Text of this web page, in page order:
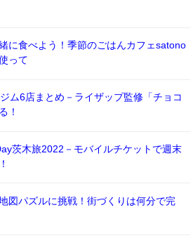
に食べよう！季節のごはんカフェsatono
って
ム6店まとめ－ライザップ監修「チョコ
！
茨木旅2022－モバイルチケットで週末
図パズルに挑戦！街づくりは何分で完